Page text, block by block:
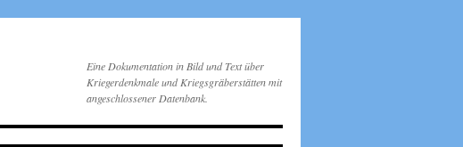
Eine Dokumentation in Bild und Text über
Kriegerdenkmale und Kriegsgräberstätten mit
angeschlossener Datenbank.